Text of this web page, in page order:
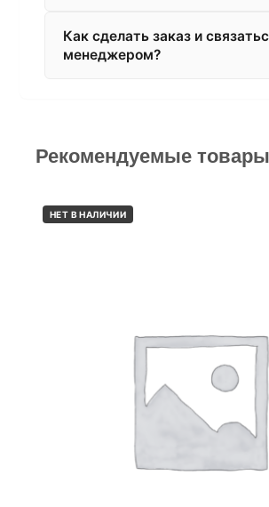
Как сделать заказ и
менеджером?
Рекомендуемые товары
НЕТ В НАЛИЧИИ